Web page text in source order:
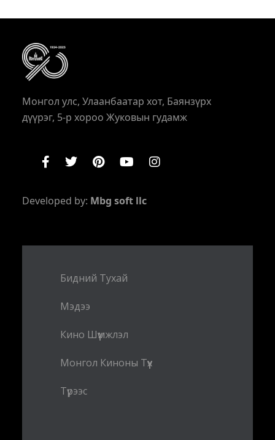
Монгол улс, Улаанбаатар хот, Баянзүрх
дүүрэг, 5-р хороо Жуковын гудамж
Developed by: Mbg soft llc
Бидний Тухай
Мэдээ
Кино Шүүмжлэл
Монгол Киноны Түүх
Түрээс